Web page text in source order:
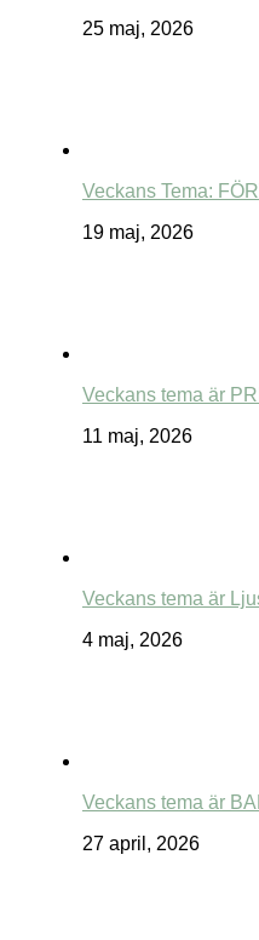
25 maj, 2026
Veckans Tema:
19 maj, 2026
Veckans tema är
11 maj, 2026
Veckans tema är
4 maj, 2026
Veckans tema är
27 april, 2026